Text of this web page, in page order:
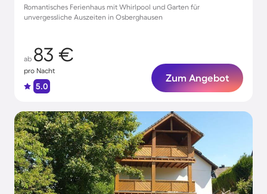
Romantisches Ferienhaus mit Whirlpool und Garten für
unvergessliche Auszeiten in Osberghausen
ab 83 €
pro Nacht
5.0
Zum Angebot